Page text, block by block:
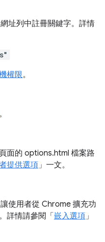
址列中註冊關鍵字。詳情
權限。
。
面的 options.html 檔案路
提供選項」一文。
使用者從 Chrome 擴充功
詳情請參閱「 嵌入選項」